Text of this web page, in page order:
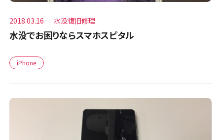
2018.03.16 水没復旧修理
水没でお困りならスマホスピタル
iPhone